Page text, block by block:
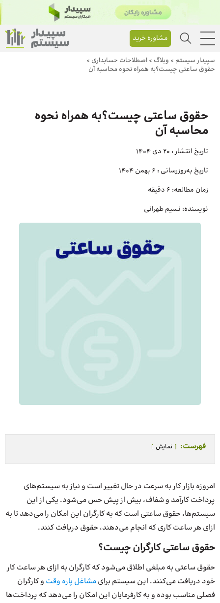
مشاوره خرید
سپیدار سیستم > وبلاگ > اصطلاحات حسابداری >
حقوق ساعتی چیست؟به همراه نحوه محاسبه آن
حقوق ساعتی چیست؟به همراه نحوه
محاسبه آن
تاریخ انتشار : 20 دی 1404
تاریخ به‌روزرسانی : 6 بهمن 1404
زمان مطالعه: 6 دقیقه
نویسنده: نسیم طهرانی
فهرست: نمایش
امروزه بازار کار به سرعت در حال تغییر است و نیاز به سیستم‌های
پرداخت کارآمد و شفاف، بیش از پیش حس می‌شود. یکی از این
سیستم‌ها، حقوق ساعتی است که به کارگران این امکان را می‌دهد تا به
ازای هر ساعت کاری که انجام می‌دهند، حقوق دریافت کنند.
حقوق ساعتی کارگران چیست؟
حقوق ساعتی به مبلغی اطلاق می‌شود که کارگران به ازای هر ساعت کار
خود دریافت می‌کنند. این سیستم برایمشاغل پاره وقت و کارگران
فصلی مناسب بوده و به کارفرمایان این امکان را می‌دهد که پرداخت‌ها